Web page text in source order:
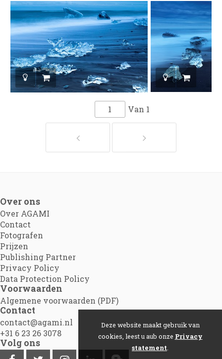
Van 1
Over ons
Over AGAMI
Contact
Fotografen
Prijzen
Publishing Partner
Privacy Policy
Data Protection Policy
Voorwaarden
Algemene voorwaarden (PDF)
Contact
contact@agami.nl
+31 6 23 26 3078
Volg ons
Deze website maakt gebruik van
cookies, leest u aub onze Privacy
statement